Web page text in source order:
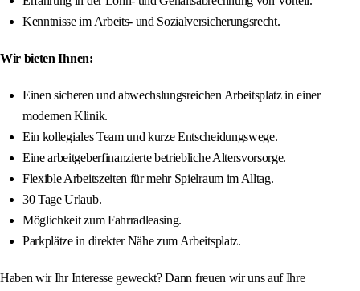
Kenntnisse im Arbeits- und Sozialversicherungsrecht.
Wir bieten Ihnen:
Einen sicheren und abwechslungsreichen Arbeitsplatz in einer
modernen Klinik.
Ein kollegiales Team und kurze Entscheidungswege.
Eine arbeitgeberfinanzierte betriebliche Altersvorsorge.
Flexible Arbeitszeiten für mehr Spielraum im Alltag.
30 Tage Urlaub.
Möglichkeit zum Fahrradleasing.
Parkplätze in direkter Nähe zum Arbeitsplatz.
Haben wir Ihr Interesse geweckt? Dann freuen wir uns auf Ihre